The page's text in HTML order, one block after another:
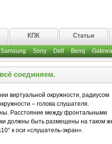
КПК Статьи
Samsung Sony Dell Benq
соединяем.
виртуальной окружности, радиусом
– голова слушателя.
Расстояние между фронтальными
должны быть размещены на таком
к оси «слушатель-экран».